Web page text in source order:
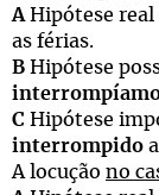
A Hipótese real
as férias.
B Hipótese
C Hipótese
interrompido
A locução no